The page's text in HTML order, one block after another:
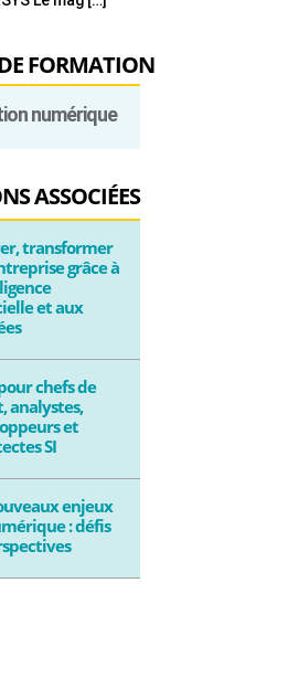
FORMATION
numérique
ASSOCIÉES
transformer
grâce à
et aux
pour chefs de
analystes,
et
SI
enjeux
: défis